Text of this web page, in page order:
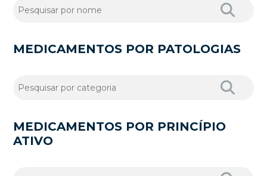
MEDICAMENTOS POR PATOLOGIAS
MEDICAMENTOS POR PRINCÍPIO
ATIVO